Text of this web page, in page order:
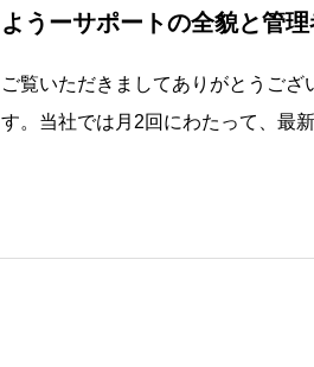
ようーサポートの全貌と管
ご覧いただきましてありがとうござ
す。当社では月2回にわたって、最